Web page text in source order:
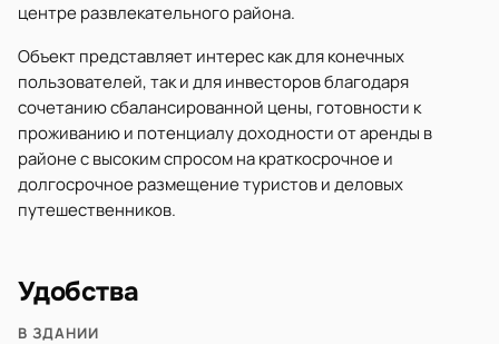
центре развлекательного района.
Объект представляет интерес как для конечных
пользователей, так и для инвесторов благодаря
сочетанию сбалансированной цены, готовности к
проживанию и потенциалу доходности от аренды в
районе с высоким спросом на краткосрочное и
долгосрочное размещение туристов и деловых
путешественников.
Удобства
В ЗДАНИИ